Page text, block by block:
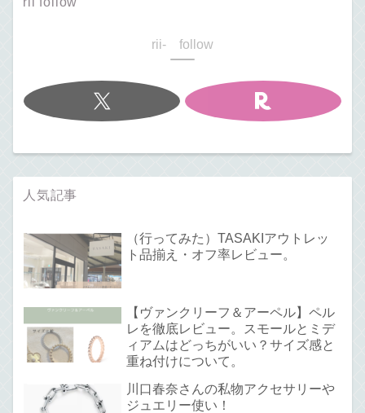
rii- follow
人気記事
（行ってみた）TASAKIアウトレッ
ト品揃え・オフ率レビュー。
【ヴァンクリーフ＆アーペル】ペル
レを徹底レビュー。スモールとミデ
ィアムはどっちがいい？サイズ感と
重ね付けについて。
川口春奈さんの私物アクセサリーや
ジュエリー使い！